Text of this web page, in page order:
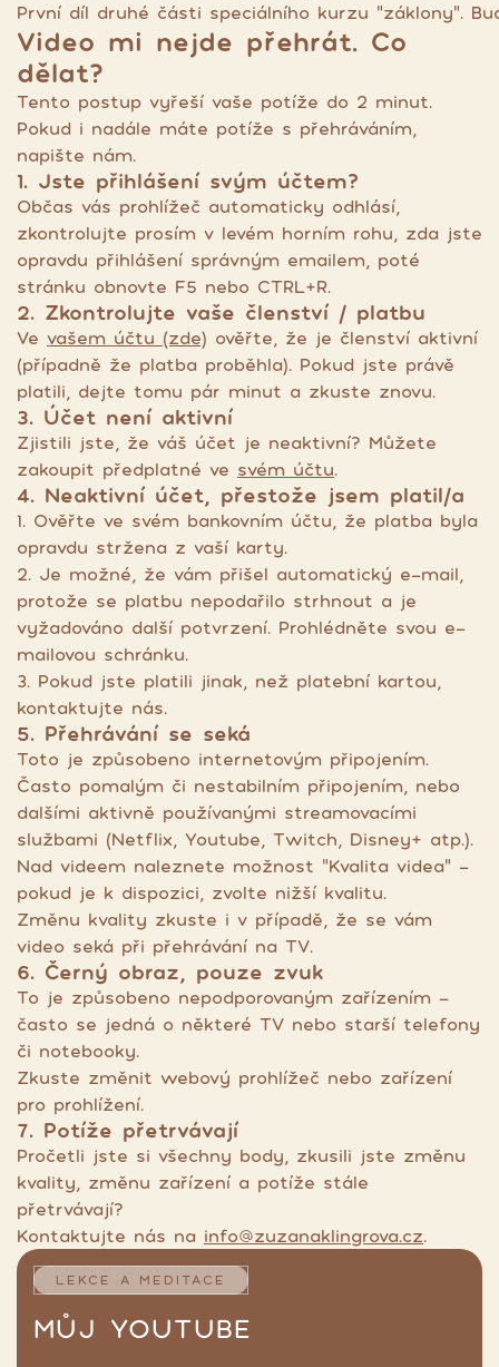
První díl druhé části speciálního kurzu "záklony".
Video mi nejde přehrát. Co
dělat?
Tento postup vyřeší vaše potíže do 2 minut.
Pokud i nadále máte potíže s přehráváním,
napište nám.
1. Jste přihlášení svým účtem?
Občas vás prohlížeč automaticky odhlásí,
zkontrolujte prosím v levém horním rohu, zda jste
opravdu přihlášení správným emailem, poté
stránku obnovte F5 nebo CTRL+R.
2. Zkontrolujte vaše členství / platbu
Ve vašem účtu (zde) ověřte, že je členství aktivní
(případně že platba proběhla). Pokud jste právě
platili, dejte tomu pár minut a zkuste znovu.
3. Účet není aktivní
Zjistili jste, že váš účet je neaktivní? Můžete
zakoupit předplatné ve svém účtu.
4. Neaktivní účet, přestože jsem platil/a
1. Ověřte ve svém bankovním účtu, že platba byla
opravdu stržena z vaší karty.
2. Je možné, že vám přišel automatický e-mail,
protože se platbu nepodařilo strhnout a je
vyžadováno další potvrzení. Prohlédněte svou e-
mailovou schránku.
3. Pokud jste platili jinak, než platební kartou,
kontaktujte nás.
5. Přehrávání se seká
Toto je způsobeno internetovým připojením.
Často pomalým či nestabilním připojením, nebo
dalšími aktivně používanými streamovacími
službami (Netflix, Youtube, Twitch, Disney+ atp.).
Nad videem naleznete možnost "Kvalita videa" -
pokud je k dispozici, zvolte nižší kvalitu.
Změnu kvality zkuste i v případě, že se vám
video seká při přehrávání na TV.
6. Černý obraz, pouze zvuk
To je způsobeno nepodporovaným zařízením -
často se jedná o některé TV nebo starší telefony
či notebooky.
Zkuste změnit webový prohlížeč nebo zařízení
pro prohlížení.
7. Potíže přetrvávají
Pročetli jste si všechny body, zkusili jste změnu
kvality, změnu zařízení a potíže stále
přetrvávají?
Kontaktujte nás na info@zuzanaklingrova.cz.
LEKCE A MEDITACE
MŮJ YOUTUBE